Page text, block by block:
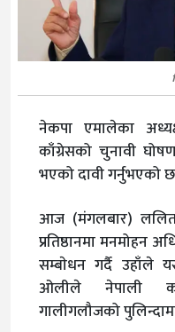
नेकपा एमालेका
काँग्रेसको चुनावी
भएको दावी गर्नुभएको
आज (मंगलबार)
प्रतिष्ठानमा मनमोहन
सम्बाेधन गर्दै उहाँले
ओलीले नेपाली
गालीगलौजको